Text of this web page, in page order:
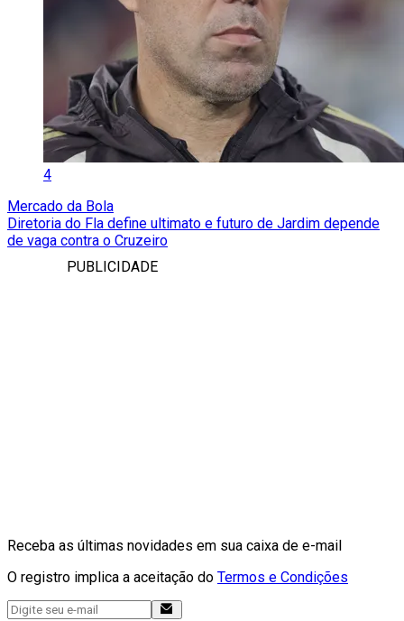
4
Mercado da Bola
Diretoria do Fla define ultimato e futuro de Jardim depende
de vaga contra o Cruzeiro
PUBLICIDADE
Receba as últimas novidades em sua caixa de e-mail
O registro implica a aceitação do Termos e Condições